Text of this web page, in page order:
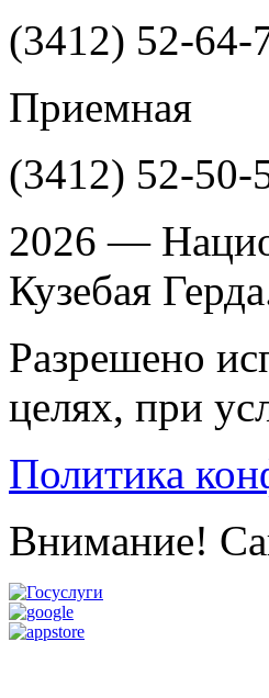
(3412) 52-64-
Приемная
(3412) 52-50-
2026 —
Кузебая
Разрешено
целях, при
Политика
Внимание!